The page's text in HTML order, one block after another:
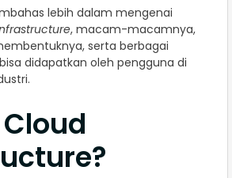
lebih dalam mengenai
, macam-macamnya,
serta berbagai
didapatkan oleh pengguna di